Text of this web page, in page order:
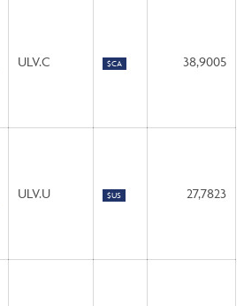
ULV.C $CA 38,9005
ULV.U $US 27,7823